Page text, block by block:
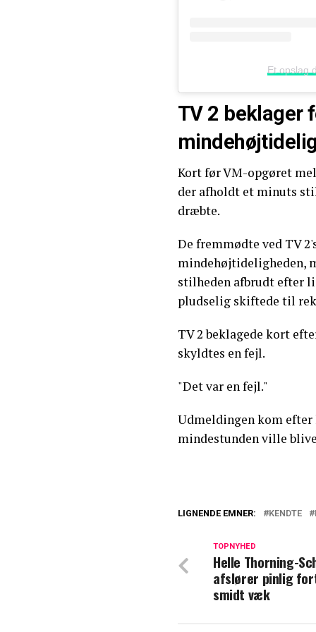
Et opslag
TV 2 beklager
Kort før VM-opgøret
der afholdt et minuts
dræbte.
De fremmødte ved TV
mindehøjtideligheden,
stilheden afbrudt efter
pludselig skiftede til
TV 2 beklagede kort
skyldtes en fejl.
"Det var en fejl."
Udmeldingen kom
mindestunden ville
Frederiksen den
Kritikken blev
LIGNENDE EMNER: KENDTE
TOPNYHED
Helle Thorning-
afslører pinlig
smidt væk